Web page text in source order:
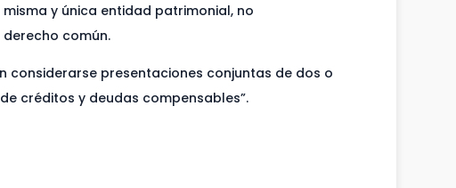
y única entidad patrimonial, no
común.
considerarse presentaciones conjuntas de dos o
créditos y deudas compensables”.